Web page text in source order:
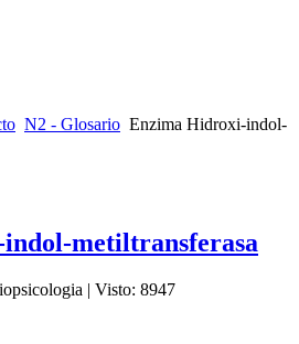
N2 - Glosario Enzima Hidroxi-indol-
metiltransferasa
| Visto: 8947